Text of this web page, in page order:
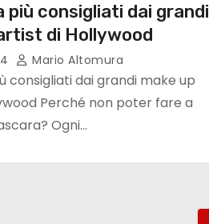
più consigliati dai grandi
di Hollywood
Mario Altomura
consigliati dai grandi make up
Perché non poter fare a
Ogni…